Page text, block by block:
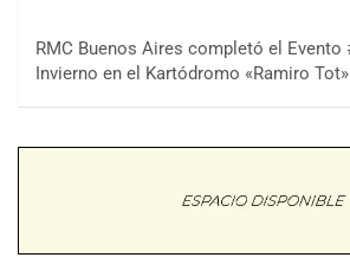
RMC Buenos Aires completó el Evento
Invierno en el Kartódromo «Ramiro